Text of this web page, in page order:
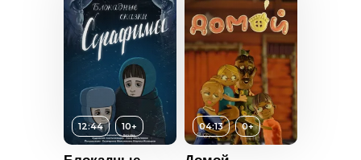
12:44 10+ 04:13 0+